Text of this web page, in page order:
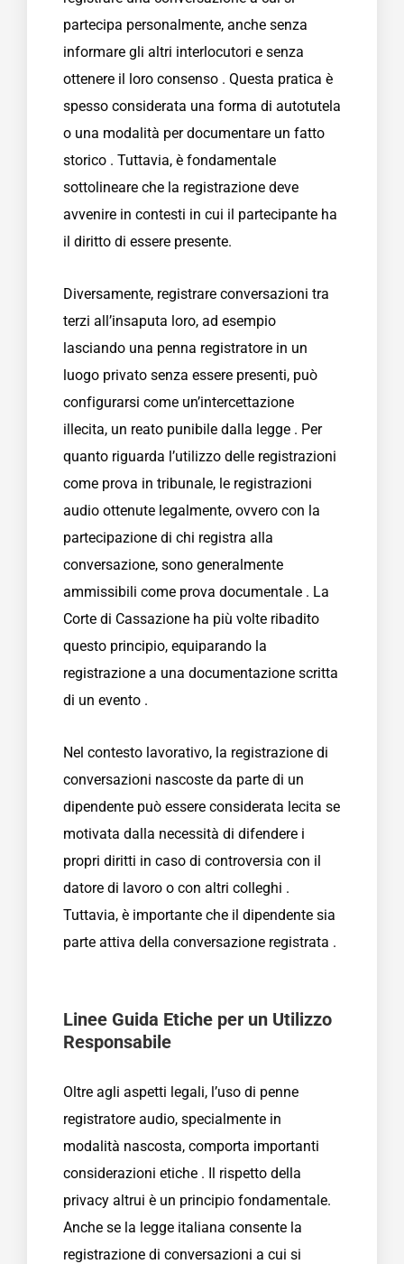
partecipa personalmente, anche senza
informare gli altri interlocutori e senza
ottenere il loro consenso . Questa pratica è
spesso considerata una forma di autotutela
o una modalità per documentare un fatto
storico . Tuttavia, è fondamentale
sottolineare che la registrazione deve
avvenire in contesti in cui il partecipante ha
il diritto di essere presente.
Diversamente, registrare conversazioni tra
terzi all’insaputa loro, ad esempio
lasciando una penna registratore in un
luogo privato senza essere presenti, può
configurarsi come un’intercettazione
illecita, un reato punibile dalla legge . Per
quanto riguarda l’utilizzo delle registrazioni
come prova in tribunale, le registrazioni
audio ottenute legalmente, ovvero con la
partecipazione di chi registra alla
conversazione, sono generalmente
ammissibili come prova documentale . La
Corte di Cassazione ha più volte ribadito
questo principio, equiparando la
registrazione a una documentazione scritta
di un evento .
Nel contesto lavorativo, la registrazione di
conversazioni nascoste da parte di un
dipendente può essere considerata lecita se
motivata dalla necessità di difendere i
propri diritti in caso di controversia con il
datore di lavoro o con altri colleghi .
Tuttavia, è importante che il dipendente sia
parte attiva della conversazione registrata .
Linee Guida Etiche per un Utilizzo
Responsabile
Oltre agli aspetti legali, l’uso di penne
registratore audio, specialmente in
modalità nascosta, comporta importanti
considerazioni etiche . Il rispetto della
privacy altrui è un principio fondamentale.
Anche se la legge italiana consente la
registrazione di conversazioni a cui si